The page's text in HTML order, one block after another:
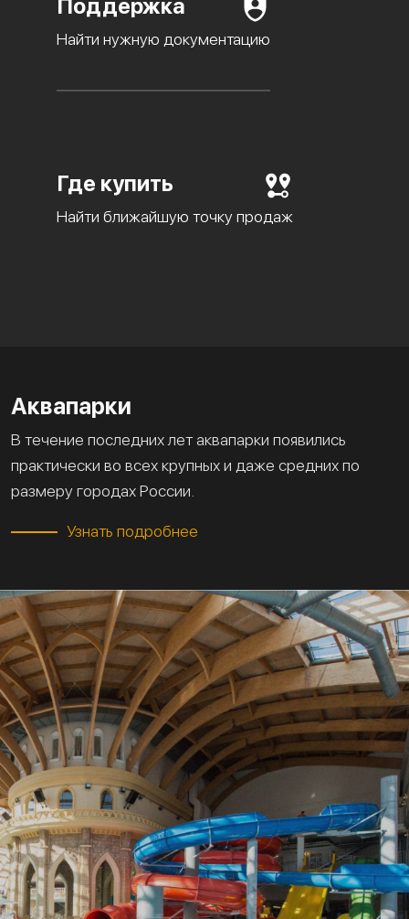
Поддержка
Найти нужную документацию
Где купить
Найти ближайшую точку продаж
Аквапарки
В течение последних лет аквапарки появились
практически во всех крупных и даже средних по
размеру городах России.
Узнать подробнее